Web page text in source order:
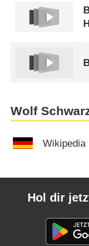
Wolf
Wikipedia
Hol dir